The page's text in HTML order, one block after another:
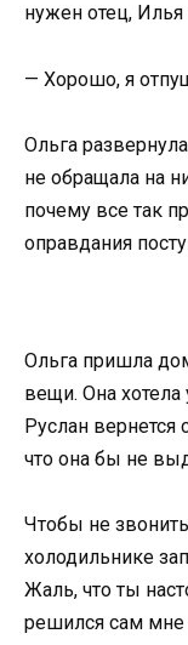
нужен отец, Илья
— Хорошо, я
Ольга
не обращала на
почему все так
оправдания
Ольга пришла
вещи. Она
Руслан вернется
что она бы не
Чтобы не
холодильнике
Жаль, что ты
решился сам мне